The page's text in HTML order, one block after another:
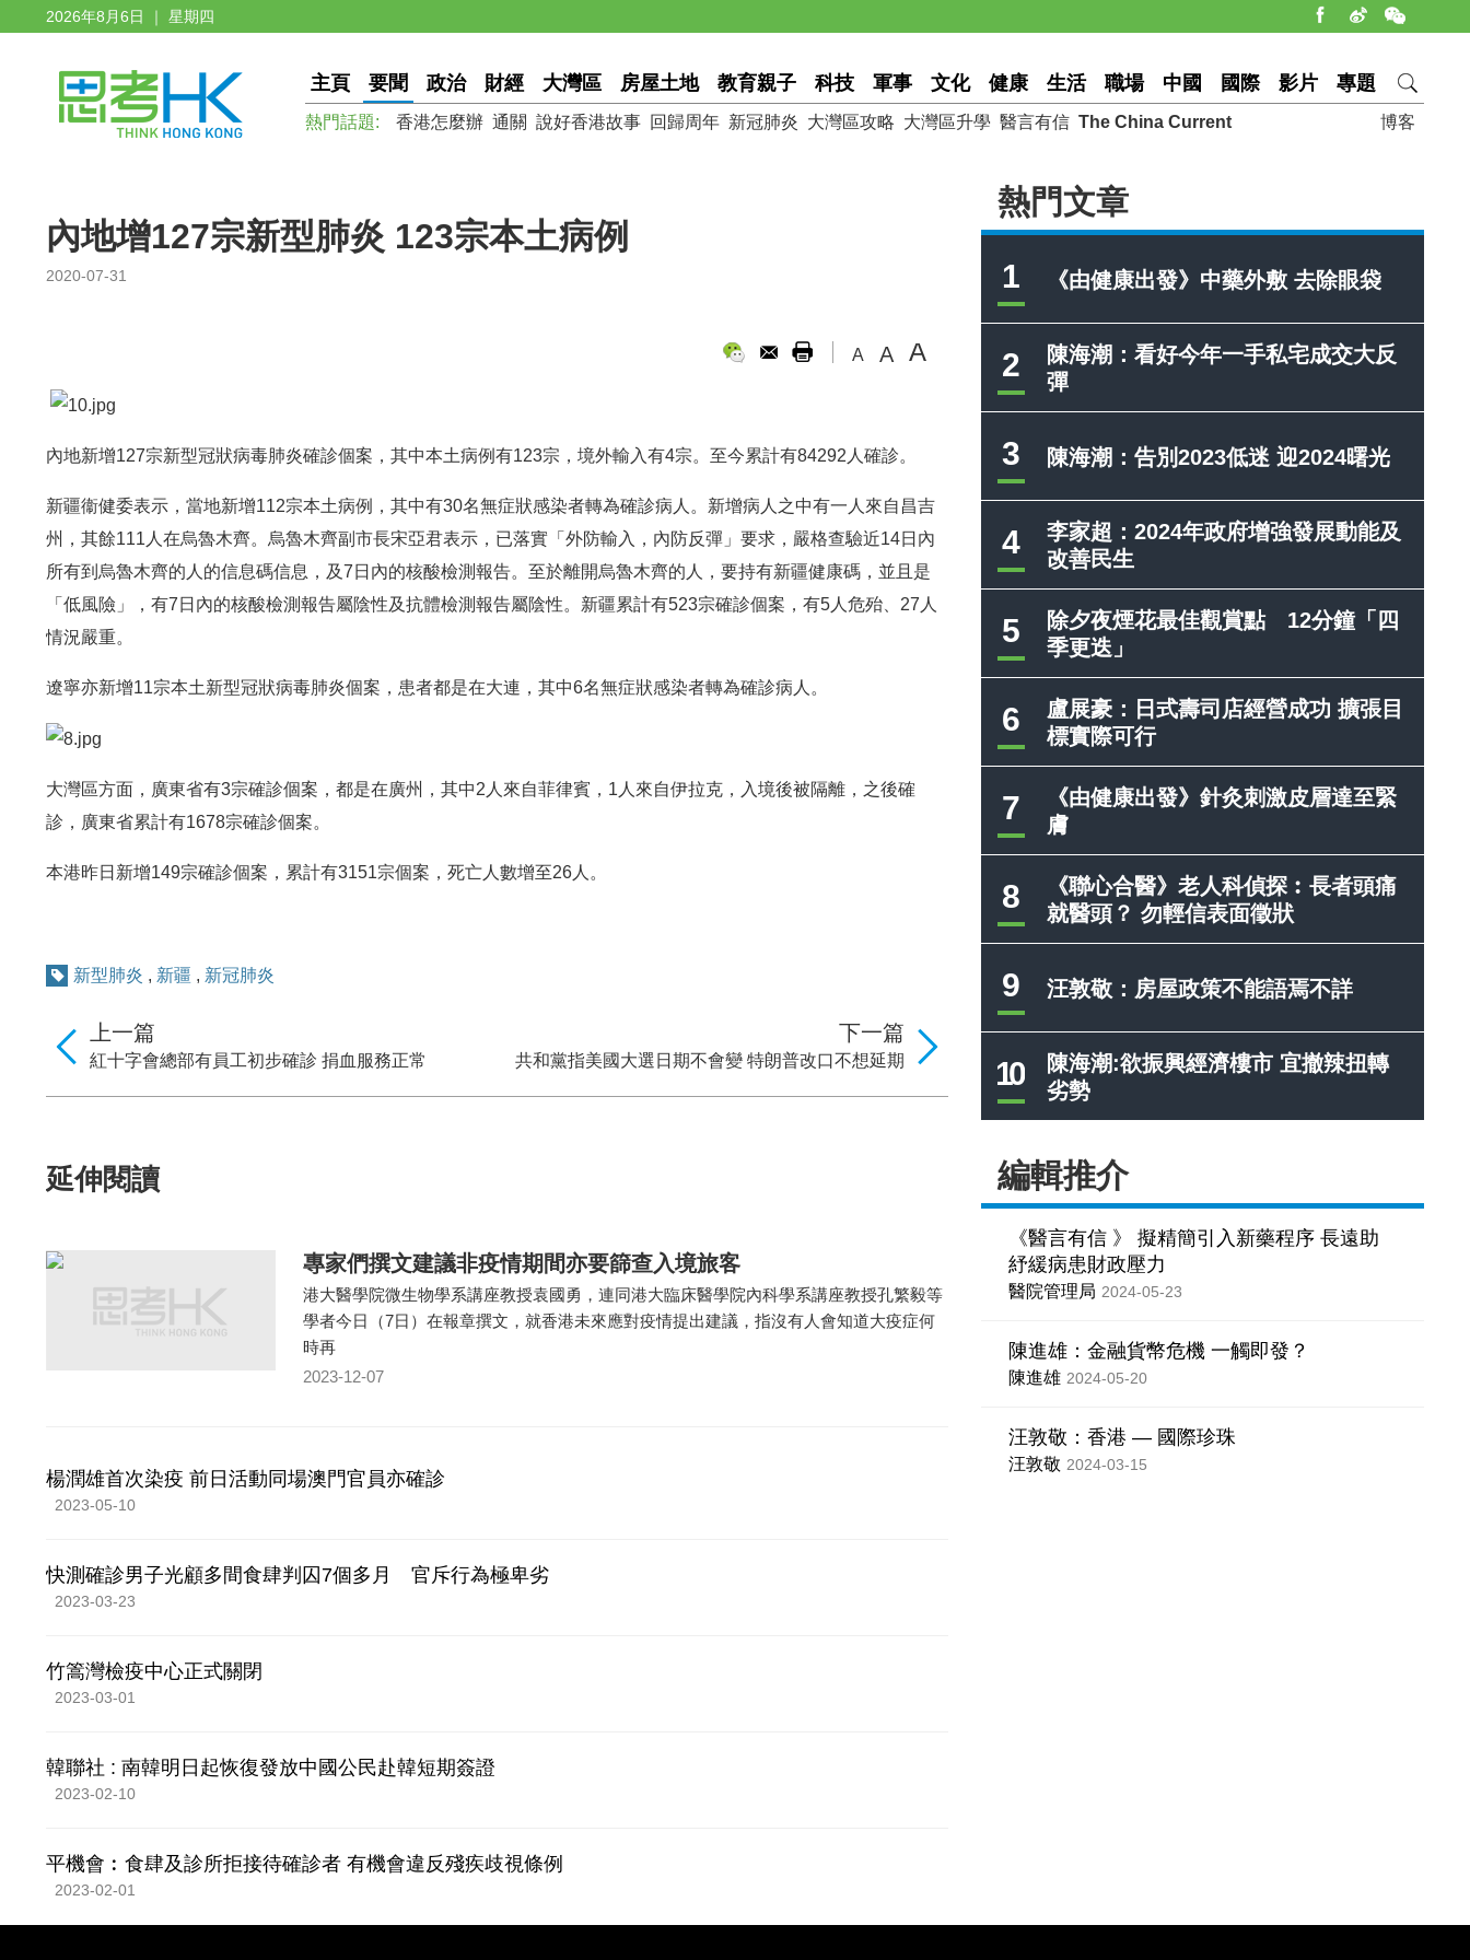
2026年8月6日 ｜ 星期四
主頁 要聞 政治 財經 大灣區 房屋土地 教育親子 科技 軍事 文化 健康 生活 職場 中國 國際 影片 專題
博客
熱門話題: 香港怎麼辦 通關 說好香港故事 回歸周年 新冠肺炎 大灣區攻略 大灣區升學 醫言有信 The China Current
熱門文章
1 《由健康出發》中藥外敷 去除眼袋
2
陳海潮：看好今年一手私宅成交大反
彈
3 陳海潮：告別2023低迷 迎2024曙光
4
李家超：2024年政府增強發展動能及
改善民生
5
除夕夜煙花最佳觀賞點 12分鐘「四
季更迭」
6
盧展豪：日式壽司店經營成功 擴張目
標實際可行
7
《由健康出發》針灸刺激皮層達至緊
膚
8
《聯心合醫》老人科偵探︰長者頭痛
就醫頭？ 勿輕信表面徵狀
9 汪敦敬：房屋政策不能語焉不詳
10
陳海潮:欲振興經濟樓市 宜撤辣扭轉
劣勢
編輯推介
《醫言有信 》 擬精簡引入新藥程序 長遠助
紓緩病患財政壓力
醫院管理局 2024-05-23
陳進雄：金融貨幣危機 一觸即發？
陳進雄 2024-05-20
汪敦敬：香港 — 國際珍珠
汪敦敬 2024-03-15
內地增127宗新型肺炎 123宗本土病例
2020-07-31
A A A
內地新增127宗新型冠狀病毒肺炎確診個案，其中本土病例有123宗，境外輸入有4宗。至今累計有84292人確診。
新疆衞健委表示，當地新增112宗本土病例，其中有30名無症狀感染者轉為確診病人。新增病人之中有一人來自昌吉
州，其餘111人在烏魯木齊。烏魯木齊副市長宋亞君表示，已落實「外防輸入，內防反彈」要求，嚴格查驗近14日內
所有到烏魯木齊的人的信息碼信息，及7日內的核酸檢測報告。至於離開烏魯木齊的人，要持有新疆健康碼，並且是
「低風險」，有7日內的核酸檢測報告屬陰性及抗體檢測報告屬陰性。新疆累計有523宗確診個案，有5人危殆、27人
情況嚴重。
遼寧亦新增11宗本土新型冠狀病毒肺炎個案，患者都是在大連，其中6名無症狀感染者轉為確診病人。
大灣區方面，廣東省有3宗確診個案，都是在廣州，其中2人來自菲律賓，1人來自伊拉克，入境後被隔離，之後確
診，廣東省累計有1678宗確診個案。
本港昨日新增149宗確診個案，累計有3151宗個案，死亡人數增至26人。
新型肺炎 , 新疆 , 新冠肺炎
下一篇
共和黨指美國大選日期不會變 特朗普改口不想延期
上一篇
紅十字會總部有員工初步確診 捐血服務正常
延伸閱讀
專家們撰文建議非疫情期間亦要篩查入境旅客
港大醫學院微生物學系講座教授袁國勇，連同港大臨床醫學院內科學系講座教授孔繁毅等
學者今日（7日）在報章撰文，就香港未來應對疫情提出建議，指沒有人會知道大疫症何
時再
2023-12-07
楊潤雄首次染疫 前日活動同場澳門官員亦確診
2023-05-10
快測確診男子光顧多間食肆判囚7個多月 官斥行為極卑劣
2023-03-23
竹篙灣檢疫中心正式關閉
2023-03-01
韓聯社 : 南韓明日起恢復發放中國公民赴韓短期簽證
2023-02-10
平機會︰食肆及診所拒接待確診者 有機會違反殘疾歧視條例
2023-02-01